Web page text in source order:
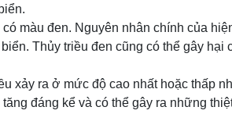
màu đen. Nguyên nhân chính của
Thủy triều đen cũng có thể gây hại
xảy ra ở mức độ cao nhất hoặc thấp
đáng kể và có thể gây ra những